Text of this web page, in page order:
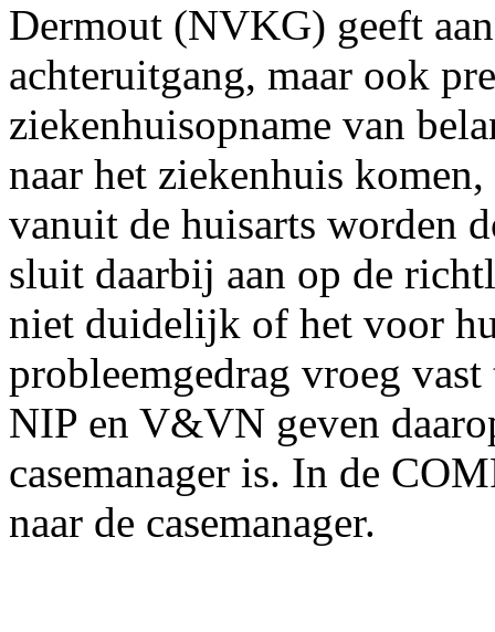
Dermout (NVKG) geeft
achteruitgang, maar ook
ziekenhuisopname van
naar het ziekenhuis
vanuit de huisarts worden
sluit daarbij aan op de
niet duidelijk of het voor
probleemgedrag vroeg
NIP en V&VN geven
casemanager is. In de
naar de casemanager.